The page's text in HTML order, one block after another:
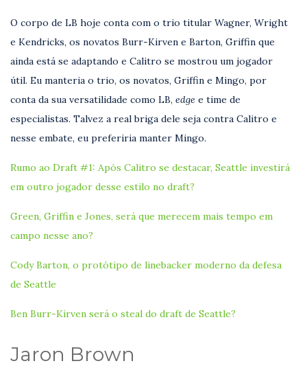
O corpo de LB hoje conta com o trio titular Wagner, Wright
e Kendricks, os novatos Burr-Kirven e Barton, Griffin que
ainda está se adaptando e Calitro se mostrou um jogador
útil. Eu manteria o trio, os novatos, Griffin e Mingo, por
conta da sua versatilidade como LB, edge e time de
especialistas. Talvez a real briga dele seja contra Calitro e
nesse embate, eu preferiria manter Mingo.
Rumo ao Draft #1: Após Calitro se destacar, Seattle investirá
em outro jogador desse estilo no draft?
Green, Griffin e Jones, será que merecem mais tempo em
campo nesse ano?
Cody Barton, o protótipo de linebacker moderno da defesa
de Seattle
Ben Burr-Kirven será o steal do draft de Seattle?
Jaron Brown